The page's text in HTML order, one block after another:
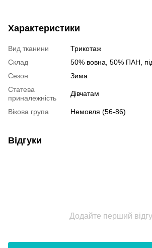
Характеристики
Вид тканини
Трикотаж
Склад
50% вовна, 50% ПАН,
Сезон
Зима
Статева
приналежність
Дівчатам
Вікова група Немовля (56-86)
Відгуки
Додайте перший